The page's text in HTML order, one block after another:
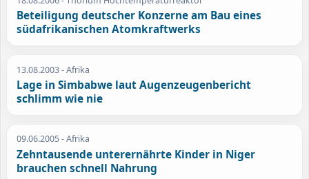
Beteiligung deutscher Konzerne am Bau eines
südafrikanischen Atomkraftwerks
13.08.2003- Afrika
Lage in Simbabwe laut Augenzeugenbericht
schlimm wie nie
09.06.2005- Afrika
Zehntausende unterernährte Kinder in Niger
brauchen schnell Nahrung